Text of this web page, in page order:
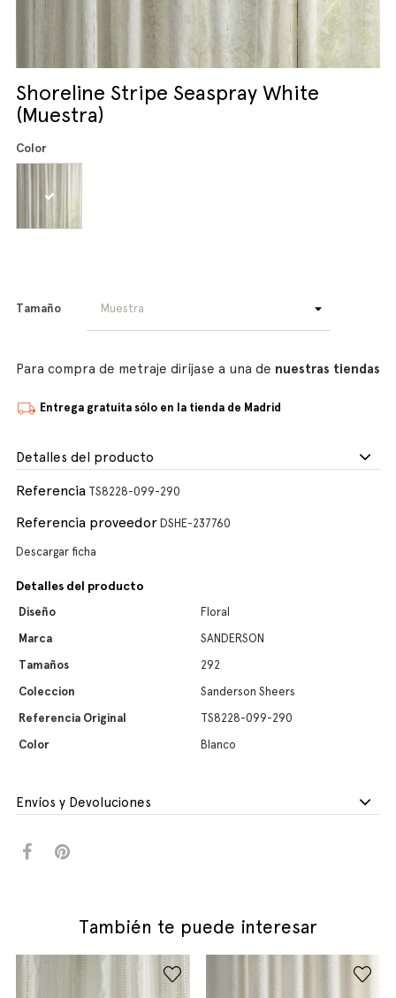
Shoreline Stripe Seaspray White
(Muestra)
Color
Tamaño
Para compra de metraje diríjase a una de nuestras tiendas
Entrega gratuita sólo en la tienda de Madrid
Detalles del producto
Referencia TS8228-099-290
Referencia proveedor DSHE-237760
Descargar ficha
Detalles del producto
Diseño
Floral
Marca
SANDERSON
Tamaños
292
Coleccion
Sanderson Sheers
Referencia Original
TS8228-099-290
Color
Blanco
Envíos y Devoluciones
También te puede interesar